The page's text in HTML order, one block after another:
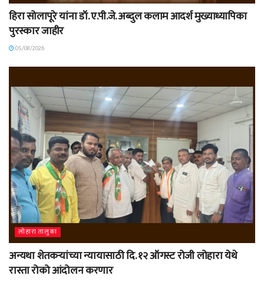
हिरा सोलापूरे यांना डॉ. ए.पी.जे. अब्दुल कलाम आदर्श मुख्याध्यापिका
पुरस्कार जाहीर
05/08/2026
लोहारा तालुका
अन्यथा शेतकऱ्यांच्या न्यायासाठी दि. १२ ऑगस्ट रोजी लोहारा येथे
रास्ता रोको आंदोलन करणार